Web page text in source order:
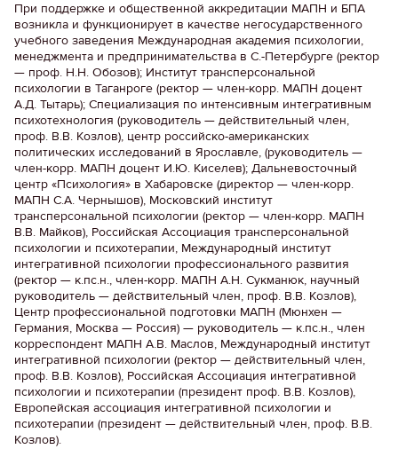
При поддержке и общественной аккредитации МАПН и БПА
возникла и функционирует в качестве негосударственного
учебного заведения Международная академия психологии,
менеджмента и предпринимательства в С.-Петербурге (ректор
— проф. Н.Н. Обозов); Институт трансперсональной
психологии в Таганроге (ректор — член-корр. МАПН доцент
А.Д. Тытарь); Специализация по интенсивным интегративным
психотехнология (руководитель — действительный член,
проф. В.В. Козлов), центр российско-американских
политических исследований в Ярославле, (руководитель —
член-корр. МАПН доцент И.Ю. Киселев); Дальневосточный
центр «Психология» в Хабаровске (директор — член-корр.
МАПН С.А. Чернышов), Московский институт
трансперсональной психологии (ректор — член-корр. МАПН
В.В. Майков), Российская Ассоциация трансперсональной
психологии и психотерапии, Международный институт
интегративной психологии профессионального развития
(ректор — к.пс.н., член-корр. МАПН А.Н. Сукманюк, научный
руководитель — действительный член, проф. В.В. Козлов),
Центр профессиональной подготовки МАПН (Мюнхен —
Германия, Москва — Россия) — руководитель — к.пс.н., член
корреспондент МАПН А.В. Маслов, Международный институт
интегративной психологии (ректор — действительный член,
проф. В.В. Козлов), Российская Ассоциация интегративной
психологии и психотерапии (президент проф. В.В. Козлов),
Европейская ассоциация интегративной психологии и
психотерапии (президент — действительный член, проф. В.В.
Козлов).